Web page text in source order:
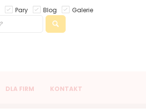
Pary Blog Galerie
DLA FIRM KONTAKT